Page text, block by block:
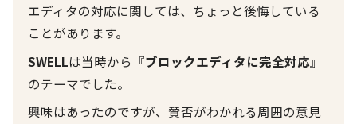
エディタの対応に関しては、ちょっと後悔している
ことがあります。
SWELLは当時から『ブロックエディタに完全対応』
のテーマでした。
興味はあったのですが、賛否がわかれる周囲の意見